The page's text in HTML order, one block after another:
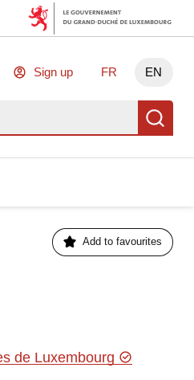
Sign up FR EN
Add to favourites
de Luxembourg